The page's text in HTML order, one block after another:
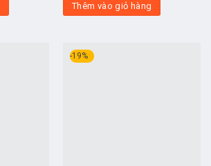
Thêm vào giỏ hàng
-19%